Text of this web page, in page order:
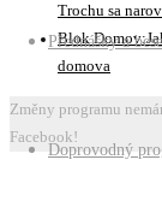
Přednášky a
Doprovodný
Trochu sa
Blok
domova
Změny programu
Facebook!